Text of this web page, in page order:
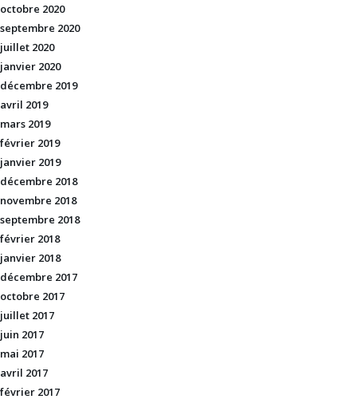
octobre 2020
septembre 2020
juillet 2020
janvier 2020
décembre 2019
avril 2019
mars 2019
février 2019
janvier 2019
décembre 2018
novembre 2018
septembre 2018
février 2018
janvier 2018
décembre 2017
octobre 2017
juillet 2017
juin 2017
mai 2017
avril 2017
février 2017